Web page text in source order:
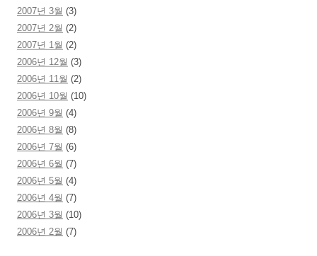
2007년 3월 (3)
2007년 2월 (2)
2007년 1월 (2)
2006년 12월 (3)
2006년 11월 (2)
2006년 10월 (10)
2006년 9월 (4)
2006년 8월 (8)
2006년 7월 (6)
2006년 6월 (7)
2006년 5월 (4)
2006년 4월 (7)
2006년 3월 (10)
2006년 2월 (7)